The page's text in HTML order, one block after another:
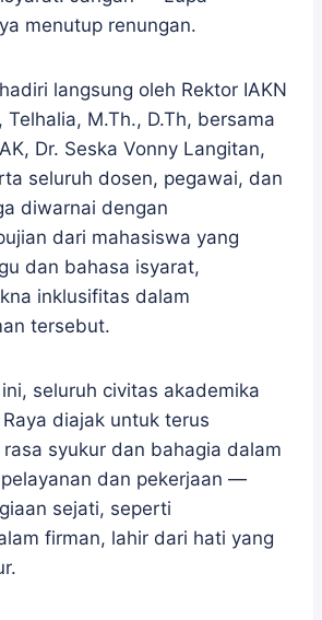
menutup renungan.
langsung oleh Rektor IAKN
Telhalia, M.Th., D.Th, bersama
Dr. Seska Vonny Langitan,
seluruh dosen, pegawai, dan
diwarnai dengan
dari mahasiswa yang
dan bahasa isyarat,
inklusifitas dalam
tersebut.
seluruh civitas akademika
diajak untuk terus
syukur dan bahagia dalam
dan pekerjaan —
sejati, seperti
firman, lahir dari hati yang